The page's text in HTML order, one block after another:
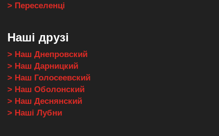
> Переселенці
Наші друзі
> Наш Днепровский
> Наш Дарницкий
> Наш Голосеевский
> Наш Оболонский
> Наш Деснянский
> Наші Лубни